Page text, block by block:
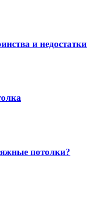
и недостатки
потолки?